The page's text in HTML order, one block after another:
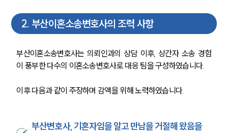
2. 부산이혼소송변호사의 조력 사항
부산이혼소송변호사는 의뢰인과의 상담 이후, 상간자 소송 경험
이 풍부한 다수의 이혼소송변호사로 대응 팀을 구성하였습니다.
이후 다음과 같이 주장하며 감액을 위해 노력하였습니다.
부산변호사, 기혼자임을 알고 만남을 거절해 왔음을